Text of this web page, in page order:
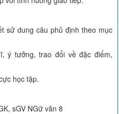
sử dung câu phủ định theo mục
ý tưởng, trao đổi về đặc điểm,
học tập.
sGV NGữ văn 8